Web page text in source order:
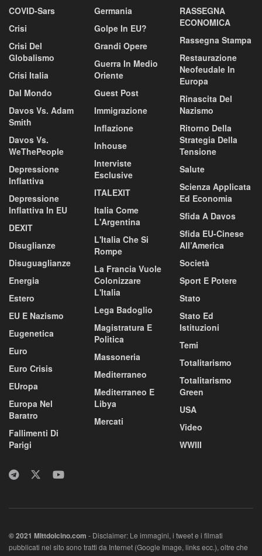
COVID-Sars
Crisi
Crisi Del
Globalismo
Crisi Italia
Dal Mondo
Davos Vs. Adam
Smith
Davos Vs.
WeThePeople
Depressione
Inflattiva
Depressione
Inflattiva In EU
DEXIT
Disuglianze
Disuguaglianze
Energia
Estero
EU E Nazismo
Eugenetica
Euro
Euro Crisis
EUropa
Europa Nel
Baratro
Fallimenti Di
Parigi
Germania
Golpe In EU?
Grandi Opere
Guerra In Medio
Oriente
Guest Post
Immigrazione
Inflazione
Inhouse
Interviste
Esclusive
ITALEXIT
Italia Come
L'Argentina
L'Italia Che Si
Rompe
La Francia Vuole
Colonizzare
L'Italia
Lega Badoglio
Magistratura E
Politica
Massoneria
Mediterraneo
Mediterraneo E
Libya
Mercati
RASSEGNA
ECONOMICA
Rassegna Stampa
Restaurazione
Neofeudale In
Europa
Rinascita Del
Nazismo
Ritorno Della
Strategia Della
Tensione
Salute
Scienza Applicata
Ed Economia
Sfida A Davos
Sfida EU-Cinese
All’America
Società
Sport E Potere
Stato
Stato Ed
Istituzioni
Temi
Totalitarismo
Totalitarismo
Green
USA
Video
WWIII
© 2021 MIttdolcino.com - Disclaimer: Le immagini, i tweet e i filmati
pubblicati nel sito sono tratti da Internet (Google Image, links ecc.), oltre che